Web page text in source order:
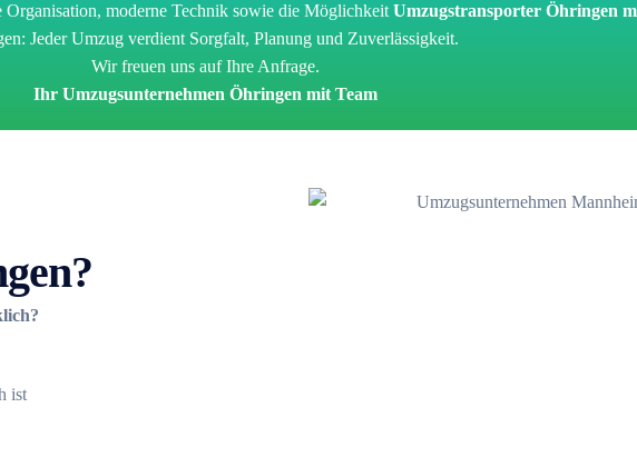
Organisation, moderne Technik sowie die Möglichkeit Umzugstransporter Öhringen
Jeder Umzug verdient Sorgfalt, Planung und Zuverlässigkeit.
Wir freuen uns auf Ihre Anfrage.
Ihr Umzugsunternehmen Öhringen mit Team
ist